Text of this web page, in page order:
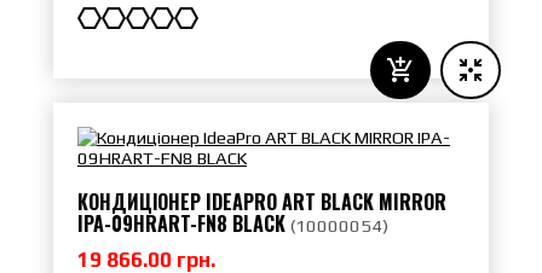
КОНДИЦІОНЕР IDEAPRO ART BLACK MIRROR
IPA-09HRART-FN8 BLACK (10000054)
19 866.00 грн.